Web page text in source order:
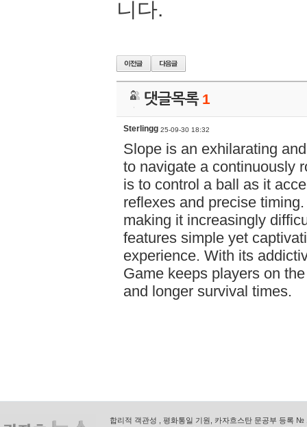
니다.
댓글목록 1
Sterlingg 25-09-30 18:32
Slope is an exhilarating
to navigate a continuously
is to control a ball as it
reflexes and precise
making it increasingly
features simple yet
experience. With its
Game keeps players on
and longer survival times.
합리적 객관성 , 평화통일 기원, 카자흐스탄 문공부 등록